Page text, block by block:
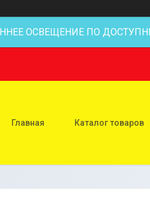
ОСВЕЩЕНИЕ ПО
Главная Каталог товаров